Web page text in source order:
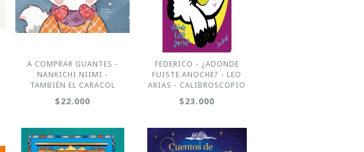
A COMPRAR GUANTES -
NANKICHI NIIMI -
TAMBIÉN EL CARACOL
$22.000
FEDERICO - ¿ADONDE
FUISTE ANOCHE? - LEO
ARIAS - CALIBROSCOPIO
$23.000